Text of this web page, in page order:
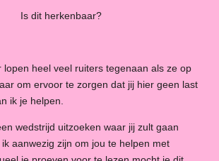
Is dit herkenbaar?
lopen heel veel ruiters tegenaan als ze op
om ervoor te zorgen dat jij hier geen last
ik je helpen.
wedstrijd uitzoeken waar jij zult gaan
aanwezig zijn om jou te helpen met